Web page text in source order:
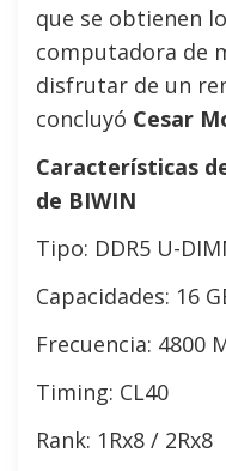
que se obtienen
computadora de
disfrutar de un
concluyó Cesar
Características
de BIWIN
Tipo: DDR5 U-
Capacidades: 16
Frecuencia: 4800
Timing: CL40
Rank: 1Rx8 / 2Rx8